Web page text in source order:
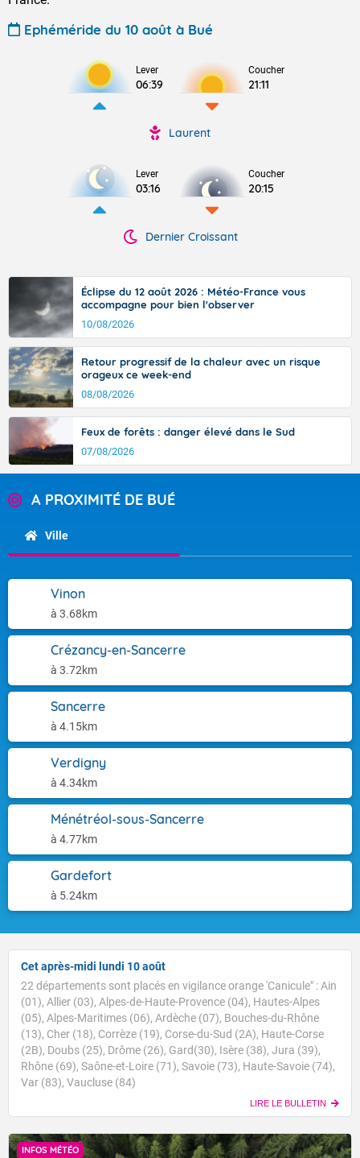
Ephéméride du 10 août à Bué
Lever
06:39
Coucher
21:11
Laurent
Lever
03:16
Coucher
20:15
Dernier Croissant
Éclipse du 12 août 2026 : Météo-France vous
accompagne pour bien l'observer
10/08/2026
Retour progressif de la chaleur avec un risque
orageux ce week-end
08/08/2026
Feux de forêts : danger élevé dans le Sud
07/08/2026
A PROXIMITÉ DE BUÉ
Ville
Vinon
à 3.68km
Crézancy-en-Sancerre
à 3.72km
Sancerre
à 4.15km
Verdigny
à 4.34km
Ménétréol-sous-Sancerre
à 4.77km
Gardefort
à 5.24km
Cet après-midi lundi 10 août
22 départements sont placés en vigilance orange 'Canicule" : Ain
(01), Allier (03), Alpes-de-Haute-Provence (04), Hautes-Alpes
(05), Alpes-Maritimes (06), Ardèche (07), Bouches-du-Rhône
(13), Cher (18), Corrèze (19), Corse-du-Sud (2A), Haute-Corse
(2B), Doubs (25), Drôme (26), Gard(30), Isère (38), Jura (39),
Rhône (69), Saône-et-Loire (71), Savoie (73), Haute-Savoie (74),
Var (83), Vaucluse (84)
LIRE LE BULLETIN
INFOS MÉTÉO